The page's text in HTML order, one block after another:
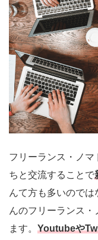
フリーランス・ノマ
ちと交流することで
んて方も多いので
んのフリーランス
ます。 Youtubeや